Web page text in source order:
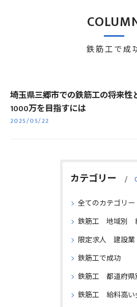
鉄筋工で成
埼玉県三郷市での鉄筋工の将来性
1000万を目指すには
2025/05/22
カテゴリー
全てのカテゴリー
鉄筋工 地域別
限定求人 建設
鉄筋工で成功
鉄筋工 都道府県
鉄筋工 給料高い